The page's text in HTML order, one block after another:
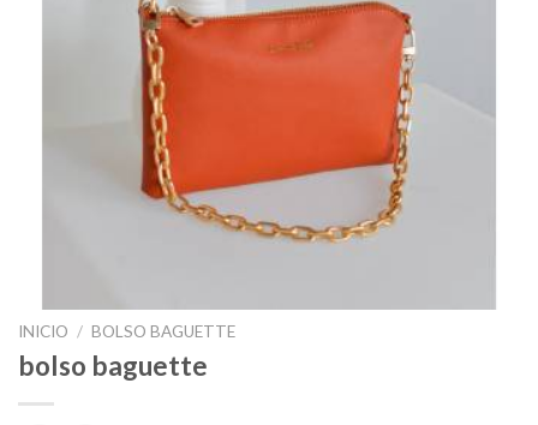
INICIO / BOLSO BAGUETTE
bolso baguette